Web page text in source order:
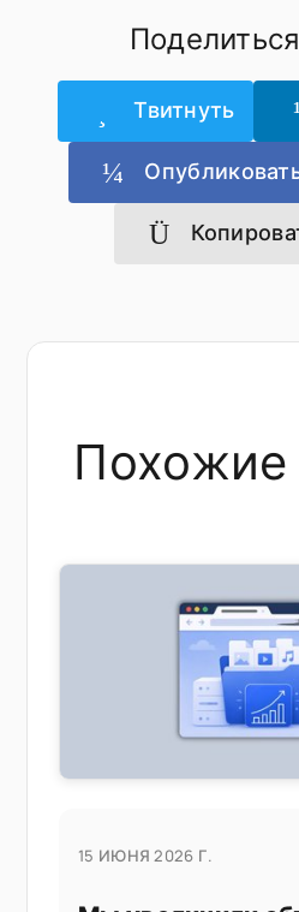
Твитнуть
Похожие
15 ИЮНЯ 2026 Г.